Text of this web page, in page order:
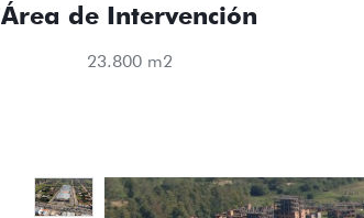
Área de Intervención
23.800 m2